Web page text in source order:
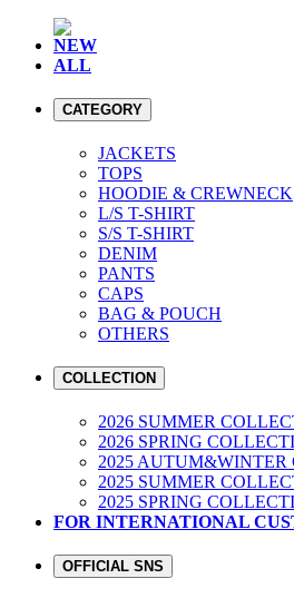
NEW
ALL
CATEGORY
JACKETS
TOPS
HOODIE & CREWNECK
L/S T-SHIRT
S/S T-SHIRT
DENIM
PANTS
CAPS
BAG & POUCH
OTHERS
COLLECTION
2026 SUMMER
2026 SPRING
2025 AUTUM&WINTER
2025 SUMMER
2025 SPRING
FOR INTERNATIONAL
OFFICIAL SNS